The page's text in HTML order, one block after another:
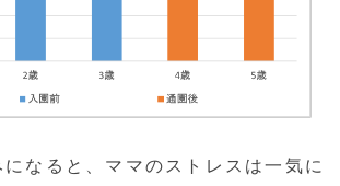
なると、ママのストレスは一気に